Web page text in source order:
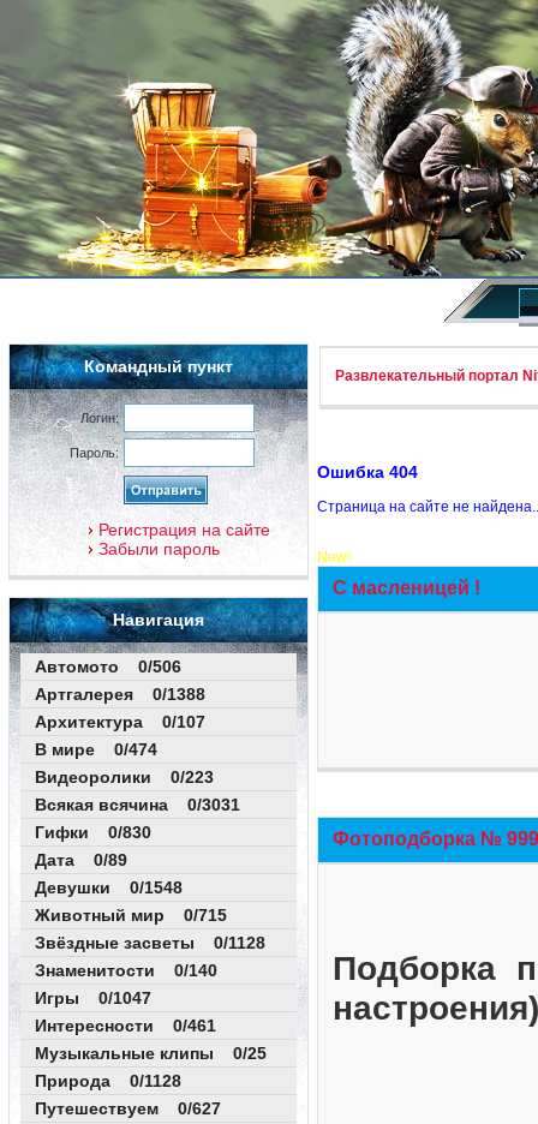
Командный пункт
Логин:
Пароль:
Регистрация на сайте
Забыли пароль
Навигация
Автомото 0/506
Артгалерея 0/1388
Архитектура 0/107
В мире 0/474
Видеоролики 0/223
Всякая всячина 0/3031
Гифки 0/830
Дата 0/89
Девушки 0/1548
Животный мир 0/715
Звёздные засветы 0/1128
Знаменитости 0/140
Игры 0/1047
Интересности 0/461
Музыкальные клипы 0/25
Природа 0/1128
Путешествуем 0/627
Развлекательный портал
Ошибка 404
Страница на сайте не
New!
С масленицей !
Фотоподборка №
Подборка